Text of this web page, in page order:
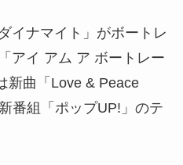
イナマイト」がボートレ
アイ アム ア ボートレー
新曲「Love & Peace
番組「ポップUP!」のテ